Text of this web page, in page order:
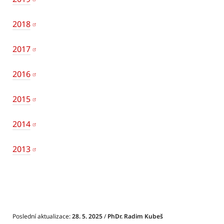
2018
2017
2016
2015
2014
2013
Poslední aktualizace:28. 5. 2025/PhDr. Radim Kubeš